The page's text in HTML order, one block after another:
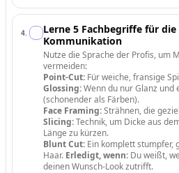
4.
Lerne 5 Fachbegriffe für die
Kommunikation
Nutze die Sprache der Profis, um
vermeiden:
Point-Cut: Für weiche, fransige
Glossing:Wenn du nur Glanz und
(schonender als Färben).
Face Framing:Strähnen, die
Slicing:Technik, um Dicke aus
Länge zu kürzen.
Blunt Cut: Ein komplett stumpfer,
Haar. Erledigt, wenn: Du weißt,
deinen Wunsch-Look zutrifft.